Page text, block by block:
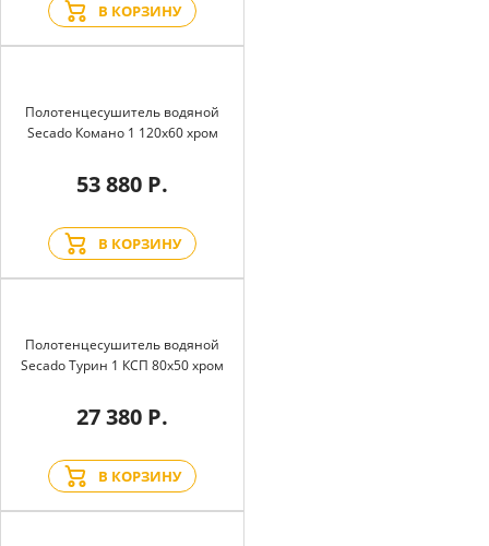
В КОРЗИНУ
Полотенцесушитель водяной
Secado Комано 1 120x60 хром
53 880 Р.
В КОРЗИНУ
Полотенцесушитель водяной
Secado Турин 1 КСП 80x50 хром
27 380 Р.
В КОРЗИНУ